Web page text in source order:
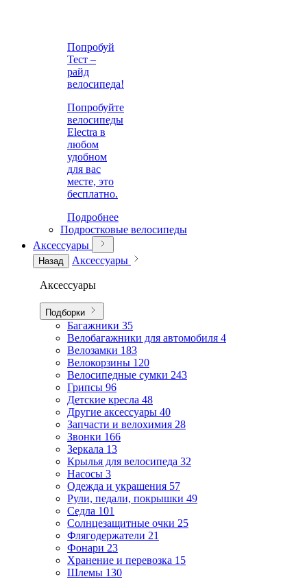
Попробуй
Тест –
райд
велосипеда!
Попробуйте
велосипеды
Electra в
любом
удобном
для вас
месте, это
бесплатно.
Подробнее
Подростковые велосипеды
Аксессуары
Назад Аксессуары
Аксессуары
Подборки
Багажники 35
Велобагажники для автомобиля 4
Велозамки 183
Велокорзины 120
Велосипедные сумки 243
Грипсы 96
Детские кресла 48
Другие аксессуары 40
Запчасти и велохимия 28
Звонки 166
Зеркала 13
Крылья для велосипеда 32
Насосы 3
Одежда и украшения 57
Рули, педали, покрышки 49
Седла 101
Солнцезащитные очки 25
Флягодержатели 21
Фонари 23
Хранение и перевозка 15
Шлемы 130